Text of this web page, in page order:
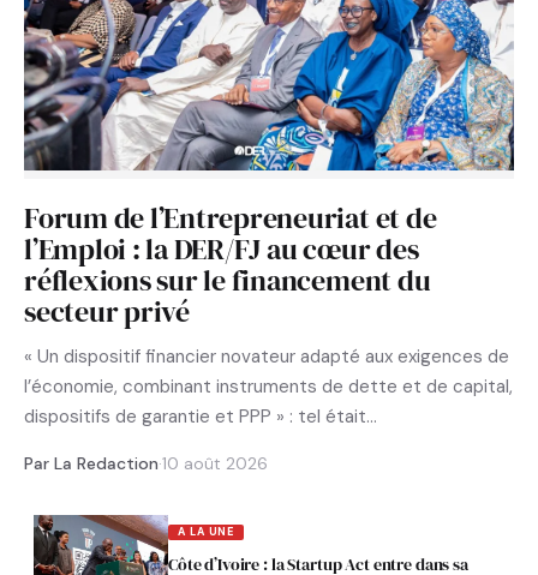
Forum de l’Entrepreneuriat et de
l’Emploi : la DER/FJ au cœur des
réflexions sur le financement du
secteur privé
« Un dispositif financier novateur adapté aux exigences de
l’économie, combinant instruments de dette et de capital,
dispositifs de garantie et PPP » : tel était…
Par La Redaction·10 août 2026
A LA UNE
Côte d’Ivoire : la Startup Act entre dans sa